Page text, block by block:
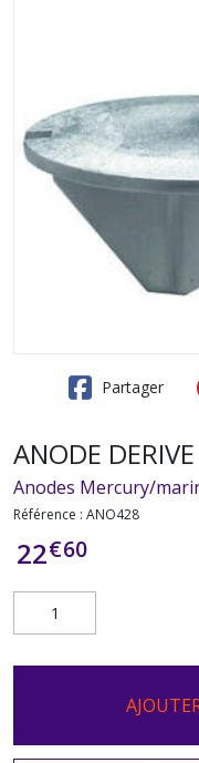
Partager
ANODE
Anodes Mercury/
Référence : ANO428
22€60